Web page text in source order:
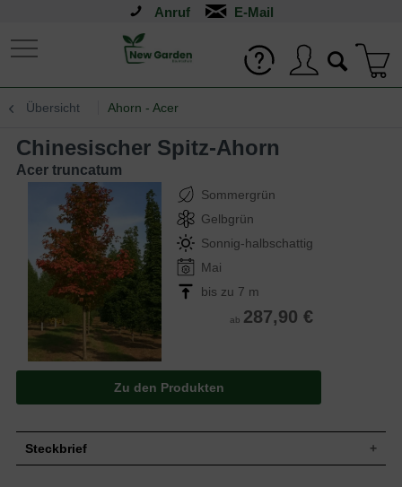
Anruf
Übersicht Ahorn - Acer
Chinesischer Spitz-Ahorn
Acer truncatum
Sommergrün
Gelbgrün
Sonnig-halbschattig
Mai
bis zu 7 m
ab 287,90 €
Zu den Produkten
Steckbrief